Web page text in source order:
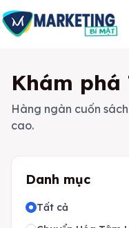
Chuyển
đến
phần
dungKhám phá
Hàng ngàn cuốn
cao.
Danh mục
Tất cả